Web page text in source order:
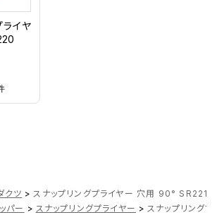
ライヤ
クツ > スナップリングプライヤー 穴用 90° SR221
パー > スナップリングプライヤー > スナップリング